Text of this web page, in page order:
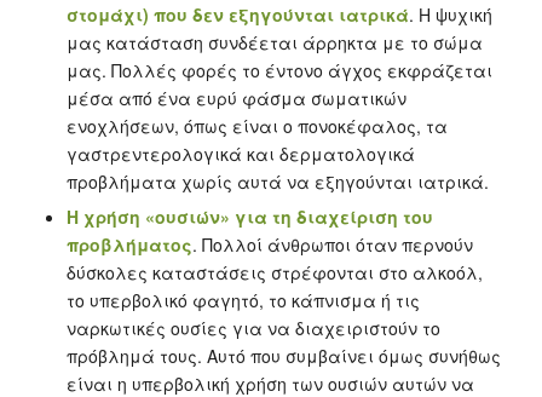
στομάχι) που δεν εξηγούνται ιατρικά. Η ψυχική
μας κατάσταση συνδέεται άρρηκτα με το σώμα
μας. Πολλές φορές το έντονο άγχος εκφράζεται
μέσα από ένα ευρύ φάσμα σωματικών
ενοχλήσεων, όπως είναι ο πονοκέφαλος, τα
γαστρεντερολογικά και δερματολογικά
προβλήματα χωρίς αυτά να εξηγούνται ιατρικά.
Η χρήση «ουσιών» για τη διαχείριση του
προβλήματος. Πολλοί άνθρωποι όταν περνούν
δύσκολες καταστάσεις στρέφονται στο αλκοόλ,
το υπερβολικό φαγητό, το κάπνισμα ή τις
ναρκωτικές ουσίες για να διαχειριστούν το
πρόβλημά τους. Αυτό που συμβαίνει όμως συνήθως
είναι η υπερβολική χρήση των ουσιών αυτών να